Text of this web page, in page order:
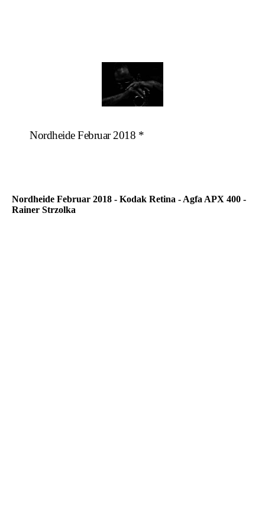
Nordheide Februar 2018 *
Nordheide Februar 2018 - Kodak Retina - Agfa APX 400 -
Rainer Strzolka